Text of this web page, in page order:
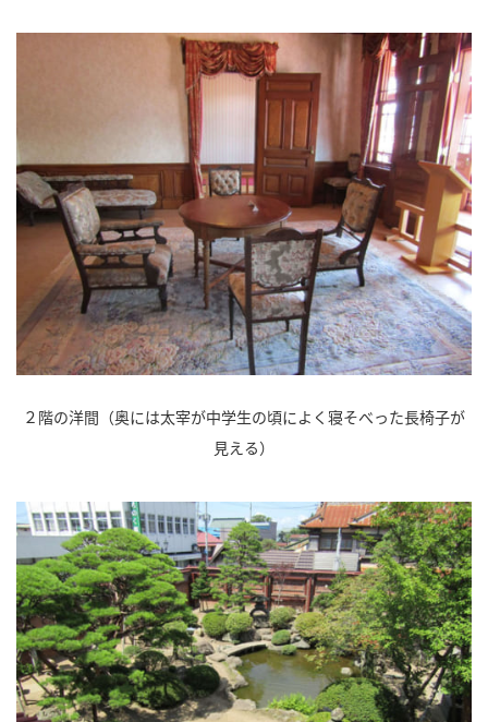
２階の洋間（奥には太宰が中学生の頃によく寝そべった長椅子が
見える）